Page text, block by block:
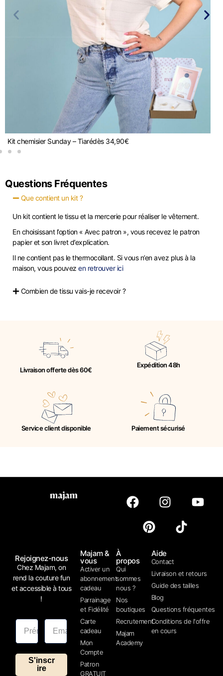
Kit chemisier Sunday – Tiarédès 34,90€
Questions Fréquentes
Que contient un kit ?
Un kit contient le tissu et la mercerie pour réaliser le vêtement.
En choisissant l’option « Avec patron », vous recevez le patron
papier et son livret d’explication.
Il ne contient pas le thermocollant. Si vous n’en avez plus à la
maison, vous pouvez en retrouver ici
Combien de tissu vais-je recevoir ?
Livraison offerte dès 60€
Expédition 48h
Service client disponible Paiement sécurisé
Aide
Contact
Livraison et retours
Guide des tailles
Blog
Questions fréquentes
Conditions de l'offre
en cours
À
propos
Qui
sommes
nous ?
Nos
boutiques
Recrutement
Majam
Academy
Majam &
vous
Activer un
abonnement
cadeau
Parrainage
et Fidélité
Carte
cadeau
Mon
Compte
Patron
GRATUIT
Rejoignez-nous
Chez Majam, on
rend la couture fun
et accessible à tous
!
S'inscr
ire